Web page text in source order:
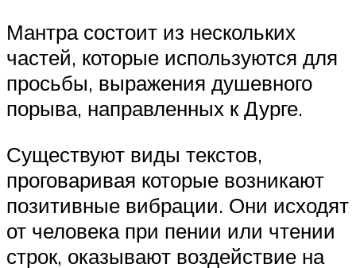
Мантра состоит из нескольких
частей, которые используются для
просьбы, выражения душевного
порыва, направленных к Дурге.
Существуют виды текстов,
проговаривая которые возникают
позитивные вибрации. Они исходят
от человека при пении или чтении
строк, оказывают воздействие на